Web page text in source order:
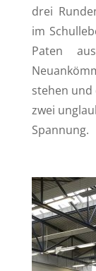
drei
im
Paten
stehen
zwei
Spannung.